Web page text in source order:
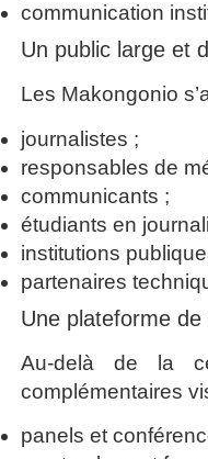
communication
Un public large et
Les Makongonio
journalistes ;
responsables de
communicants ;
étudiants en
institutions
partenaires
Une plateforme
Au-delà de la
complémentaires
panels et